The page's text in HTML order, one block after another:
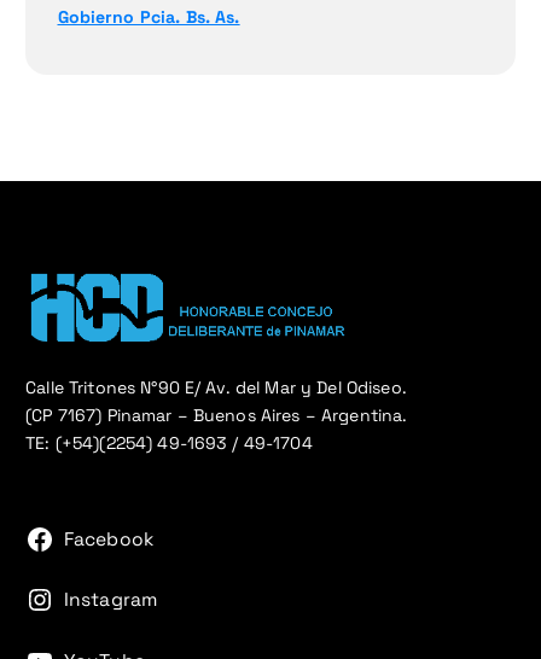
Gobierno Pcia. Bs. As.
Calle Tritones N°90 E/ Av. del Mar y Del Odiseo.
(CP 7167) Pinamar – Buenos Aires – Argentina.
TE: (+54)(2254) 49-1693 / 49-1704
Facebook
Instagram